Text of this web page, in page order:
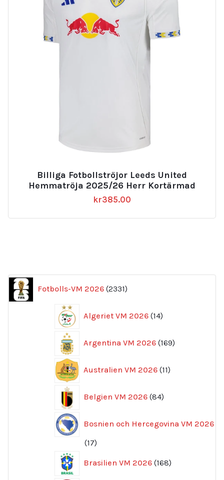
Billiga Fotbollströjor Leeds United
Hemmatröja 2025/26 Herr Kortärmad
kr385.00
Fotbolls-VM 2026 2331
produkter
Algeriet VM 2026 14
produkter
Argentina VM 2026 169
produkter
Australien VM 2026 11
produkter
Belgien VM 2026 84
produkter
Bosnien och Hercegovina VM 2026
1717
Brasilien VM 2026 168
produkter